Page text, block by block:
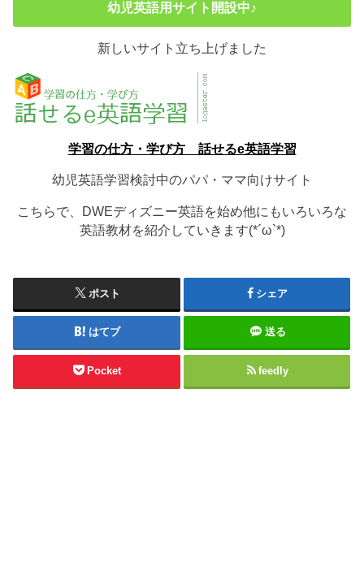
幼児英語用サイト開設中♪
新しいサイト立ち上げました
学習の仕方・学び方 話せるe英語学習
幼児英語学習検討中のパパ・ママ向けサイト
こちらで、DWEディズニー英語を始め他にもいろいろな
英語教材を紹介していきます(*´ω`*)
ポスト シェア
はてブ 送る
Pocket feedly